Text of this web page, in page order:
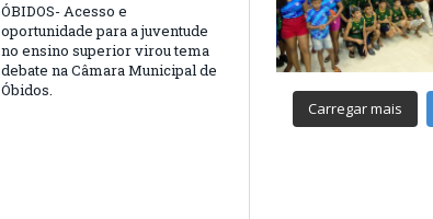
ÓBIDOS- Acesso e
oportunidade para a juventude
no ensino superior virou tema
debate na Câmara Municipal de
Óbidos.
Carregar mais